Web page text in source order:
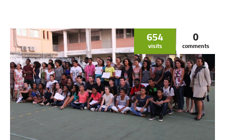
654
visits
0
comments